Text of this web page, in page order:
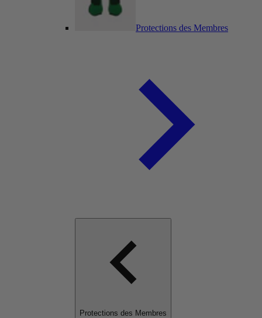
Protections des Membres
Protections des Membres